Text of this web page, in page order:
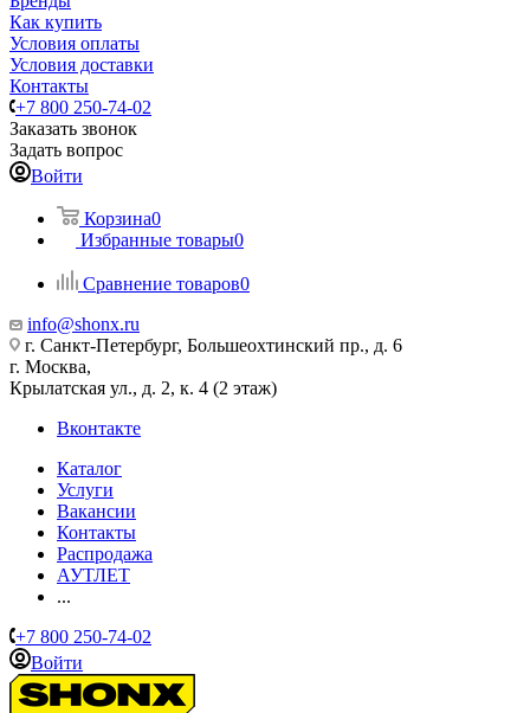
Как купить
Условия оплаты
Условия доставки
Контакты
+7 800 250-74-02
Заказать звонок
Задать вопрос
Войти
Корзина0
Избранные товары0
Сравнение товаров0
info@shonx.ru
г. Санкт-Петербург, Большеохтинский пр., д. 6
г. Москва,
Крылатская ул., д. 2, к. 4 (2 этаж)
Вконтакте
Каталог
Услуги
Вакансии
Контакты
Распродажа
АУТЛЕТ
...
+7 800 250-74-02
Войти